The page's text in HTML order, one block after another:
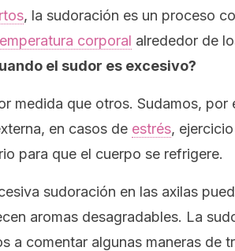
, la sudoración es un proceso
corporal alrededor de
el sudor es excesivo?
medida que otros. Sudamos, por
en casos de estrés,
para que el cuerpo se refrigere.
sudoración en las axilas
aromas desagradables. La
a comentar algunas maneras de